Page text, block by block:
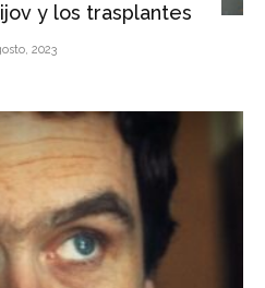
y los trasplantes
2023